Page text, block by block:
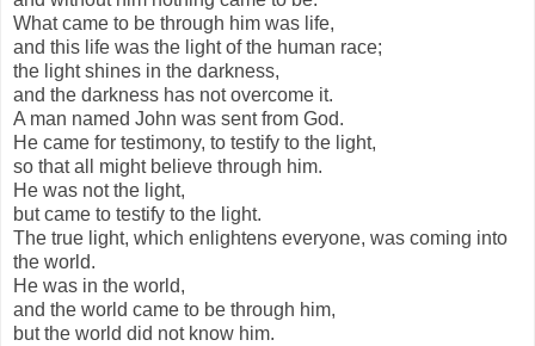
What came to be through him was life,
and this life was the light of the human race;
the light shines in the darkness,
and the darkness has not overcome it.
A man named John was sent from God.
He came for testimony, to testify to the light,
so that all might believe through him.
He was not the light,
but came to testify to the light.
The true light, which enlightens everyone, was coming into
the world.
He was in the world,
and the world came to be through him,
but the world did not know him.